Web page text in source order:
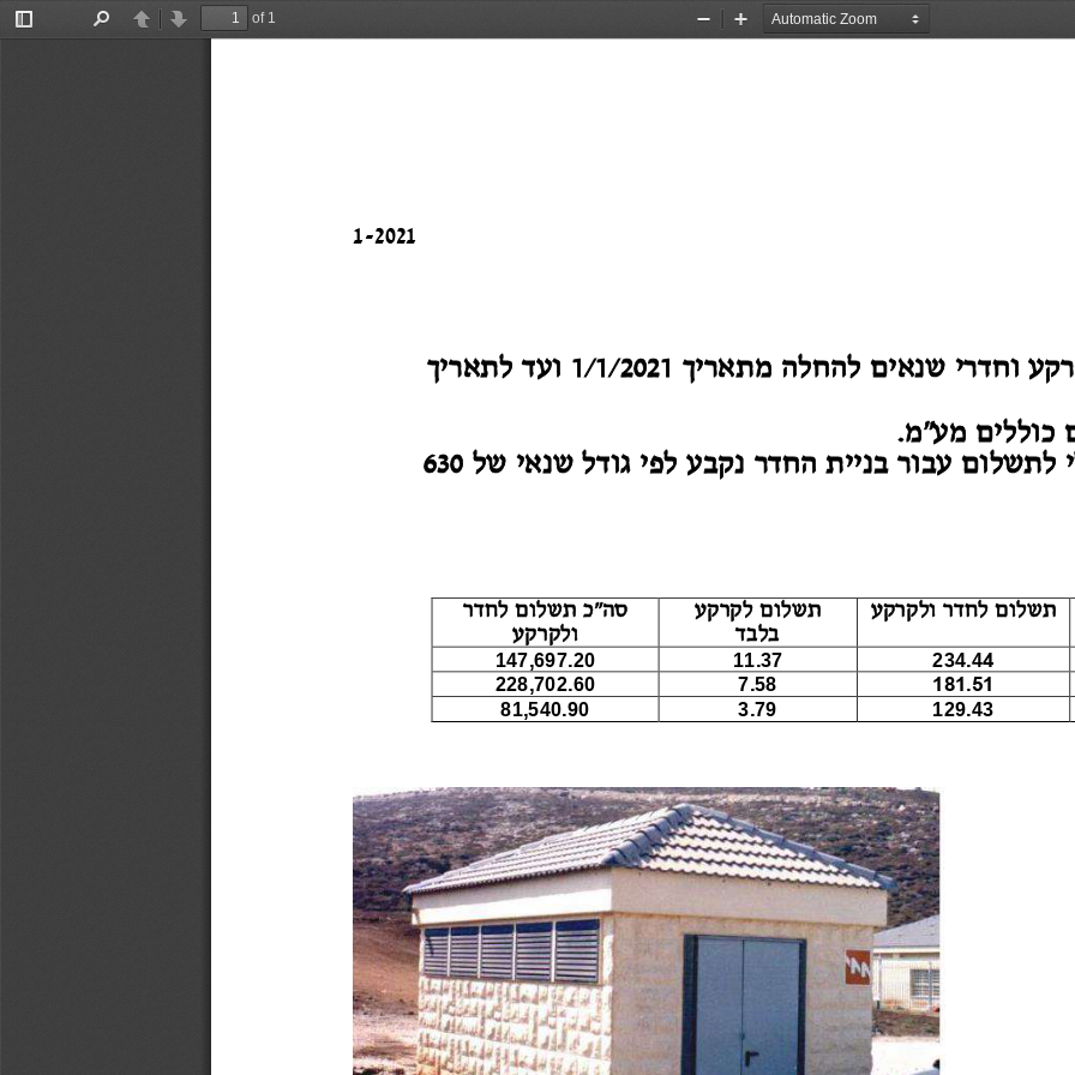
Toggle
PreviousNext
of 1
Zoom
Zoom
1-2021
1/1/2021
ועד לתאריך
630
תשלום לחדר ולקרקע
תשלום לקרקע
בלבד
סה"כ תשלום לחדר
ולקרקע
234.44
11.37
147,697.20
181.51
7.58
228,702.60
129. 43
3.79
81,540.90